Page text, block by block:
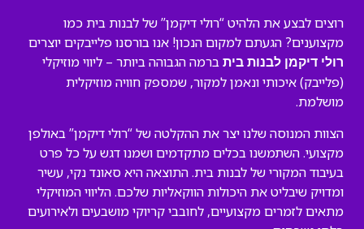
רוצים לבצע את הלהיט “רולי דיקמן” של לבנות בית כמו
מקצוענים? הגעתם למקום הנכון! אנו בורסנו פלייבקים יוצרים
רולי דיקמן לבנות בית ברמה הגבוהה ביותר – ליווי מוזיקלי
(פלייבק) איכותי ונאמן למקור, שמספק חוויה מוזיקלית
מושלמת.
הצוות המנוסה שלנו יצר את ההקלטה של “רולי דיקמן” באולפן
מקצועי. השתמשנו בכלים מתקדמים ושמנו דגש על כל פרט
בעיבוד המקורי של לבנות בית. התוצאה היא סאונד נקי, עשיר
ומדויק שיבליט את היכולות הווקאליות שלכם. הליווי המוזיקלי
מתאים לזמרים מקצועיים, לחובבי קריוקי מושבעים ולאירועים